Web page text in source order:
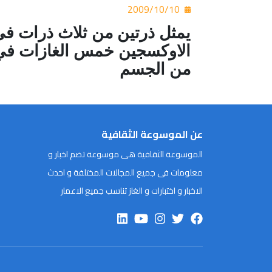
يمثل ذرتين من ثلاث ذرات في
من الجسم
عن الموسوعة الثقافية
الموسوعة الثقافية هى موسوعة تضم اخبار و
معلومات فى جميع المجالات المختلفة و احدث
الاخبار و اختبارات و الغاز تناسب جميع الاعمار